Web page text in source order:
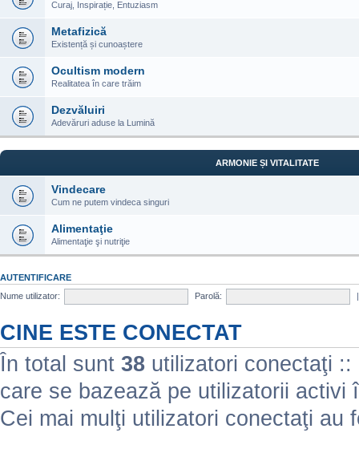
Curaj, Inspirație, Entuziasm
Metafizică
Existență și cunoaștere
Ocultism modern
Realitatea în care trăim
Dezvăluiri
Adevăruri aduse la Lumină
ARMONIE ȘI VITALITATE
Vindecare
Cum ne putem vindeca singuri
Alimentaţie
Alimentaţie şi nutriţie
AUTENTIFICARE
Nume utilizator:
Parolă:
CINE ESTE CONECTAT
În total sunt 38 utilizatori conectaţi
care se bazează pe utilizatorii activi
Cei mai mulţi utilizatori conectaţi au